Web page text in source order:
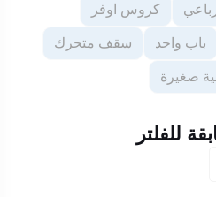
كروس اوفر
باب واحد
سقف متحرك
صغيرة